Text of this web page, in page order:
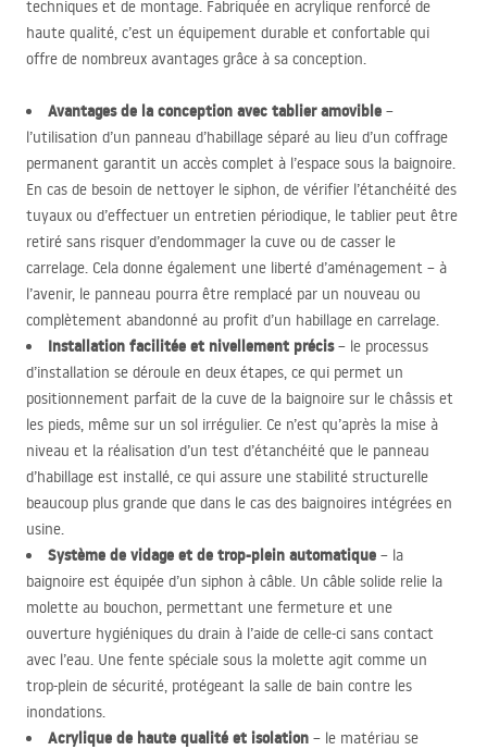
techniques et de montage. Fabriquée en acrylique renforcé de
haute qualité, c’est un équipement durable et confortable qui
offre de nombreux avantages grâce à sa conception.
Avantages de la conception avec tablier amovible –
l’utilisation d’un panneau d’habillage séparé au lieu d’un coffrage
permanent garantit un accès complet à l’espace sous la baignoire.
En cas de besoin de nettoyer le siphon, de vérifier l’étanchéité des
tuyaux ou d’effectuer un entretien périodique, le tablier peut être
retiré sans risquer d’endommager la cuve ou de casser le
carrelage. Cela donne également une liberté d’aménagement – à
l’avenir, le panneau pourra être remplacé par un nouveau ou
complètement abandonné au profit d’un habillage en carrelage.
Installation facilitée et nivellement précis– le processus
d’installation se déroule en deux étapes, ce qui permet un
positionnement parfait de la cuve de la baignoire sur le châssis et
les pieds, même sur un sol irrégulier. Ce n’est qu’après la mise à
niveau et la réalisation d’un test d’étanchéité que le panneau
d’habillage est installé, ce qui assure une stabilité structurelle
beaucoup plus grande que dans le cas des baignoires intégrées en
usine.
Système de vidage et de trop-plein automatique – la
baignoire est équipée d’un siphon à câble. Un câble solide relie la
molette au bouchon, permettant une fermeture et une
ouverture hygiéniques du drain à l’aide de celle-ci sans contact
avec l’eau. Une fente spéciale sous la molette agit comme un
trop-plein de sécurité, protégeant la salle de bain contre les
inondations.
Acrylique de haute qualité et isolation – le matériau se